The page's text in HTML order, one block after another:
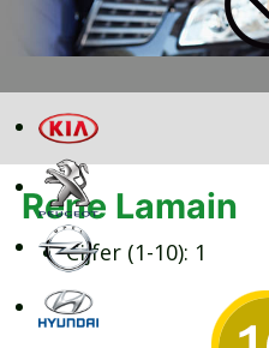
Rene Lamain
Cijfer (1-10): 1